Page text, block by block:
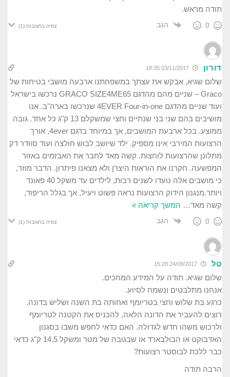
תודה מראש.
0 הגב צפיה בתגובות (1)
דורון 03/11/2017 18:35
שלום שגיא, אבקש את עצתך במשפחתנו ארבעה מושבי בטיחות של
Graco – שניים מהם מהדגם GRACO SIZE4ME65 נרכשו בישראל
ועוד שניים מהדגם 4EVER Four-in-one שנרכשו בארה"ב. אנו
מושיבים בהם שני בני שנתיים וחצי שמשקלם 13 ק"ג כל אחד. גובה
ממוצע. בכל ארבעת המושבים, אך במיוחד בדגם 4ever, אורך
הרצועות המירבי אינו מספיק. ילד שיושב לבוש חולצה ועוד סוודר דק
מתלונן שהרצועות לוחצות. קשה מאד לחבר את האבזמים באזור
המפשעה. חקרנו את הוראות היצרן ולא מצאנו פיתרון. הדבר מוזר,
כי מושבים אלה נועדו לשנים רבות, לילדים עד משקל 40 פאונד
ויותר.מנגנון הידוק הרצועות נראה פשוט ויעיל, אך בגלל הריפוד,
קשה מאד… המשך קריאה »
0 הגב צפיה בתגובות (1)
טל 24/09/2017 15:28
שלום שגיא. תודה על המידע המחכים.
אנחנו מתלבטים ונשמח לסיוע.
כרגע בת שלוש וחצי בטריומף ואחותה בת השנה ושליש בדונה.
רוצים להעביר את הדונה הלאה, להכניס את הקטנה לטריומף
ולרכוש משהו חדש לגדולה. האם כדאי לחפש משבו בסגנון
האדבוקט או הבולבארד או שבגובה של מטר ומשקל 14.5 ק"ג כדאי
כבר ללכת לבוסטר רצועות?
הרבה תודה